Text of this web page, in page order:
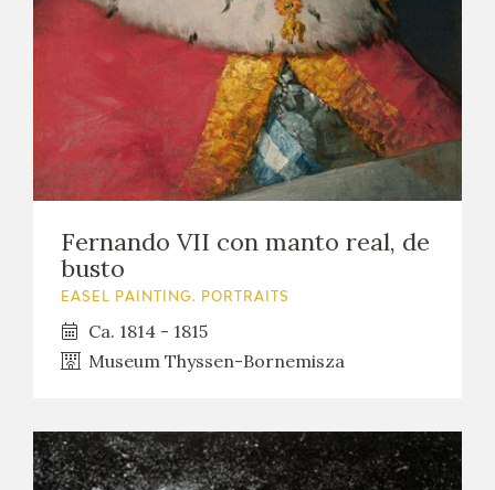
ACTIVIDADES
FRANCISCO DE GOYA
CATÁLOGO
Fernando VII con manto real, de
busto
EASEL PAINTING. PORTRAITS
Ca. 1814 - 1815
Museum Thyssen-Bornemisza